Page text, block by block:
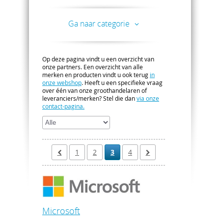
Ga naar categorie
Op deze pagina vindt u een overzicht van
onze partners. Een overzicht van alle
merken en producten vindt u ook terug in
onze webshop. Heeft u een specifieke vraag
over één van onze groothandelaren of
leveranciers/merken? Stel die danvia onze
contact-pagina.
1 2 3 4
Microsoft